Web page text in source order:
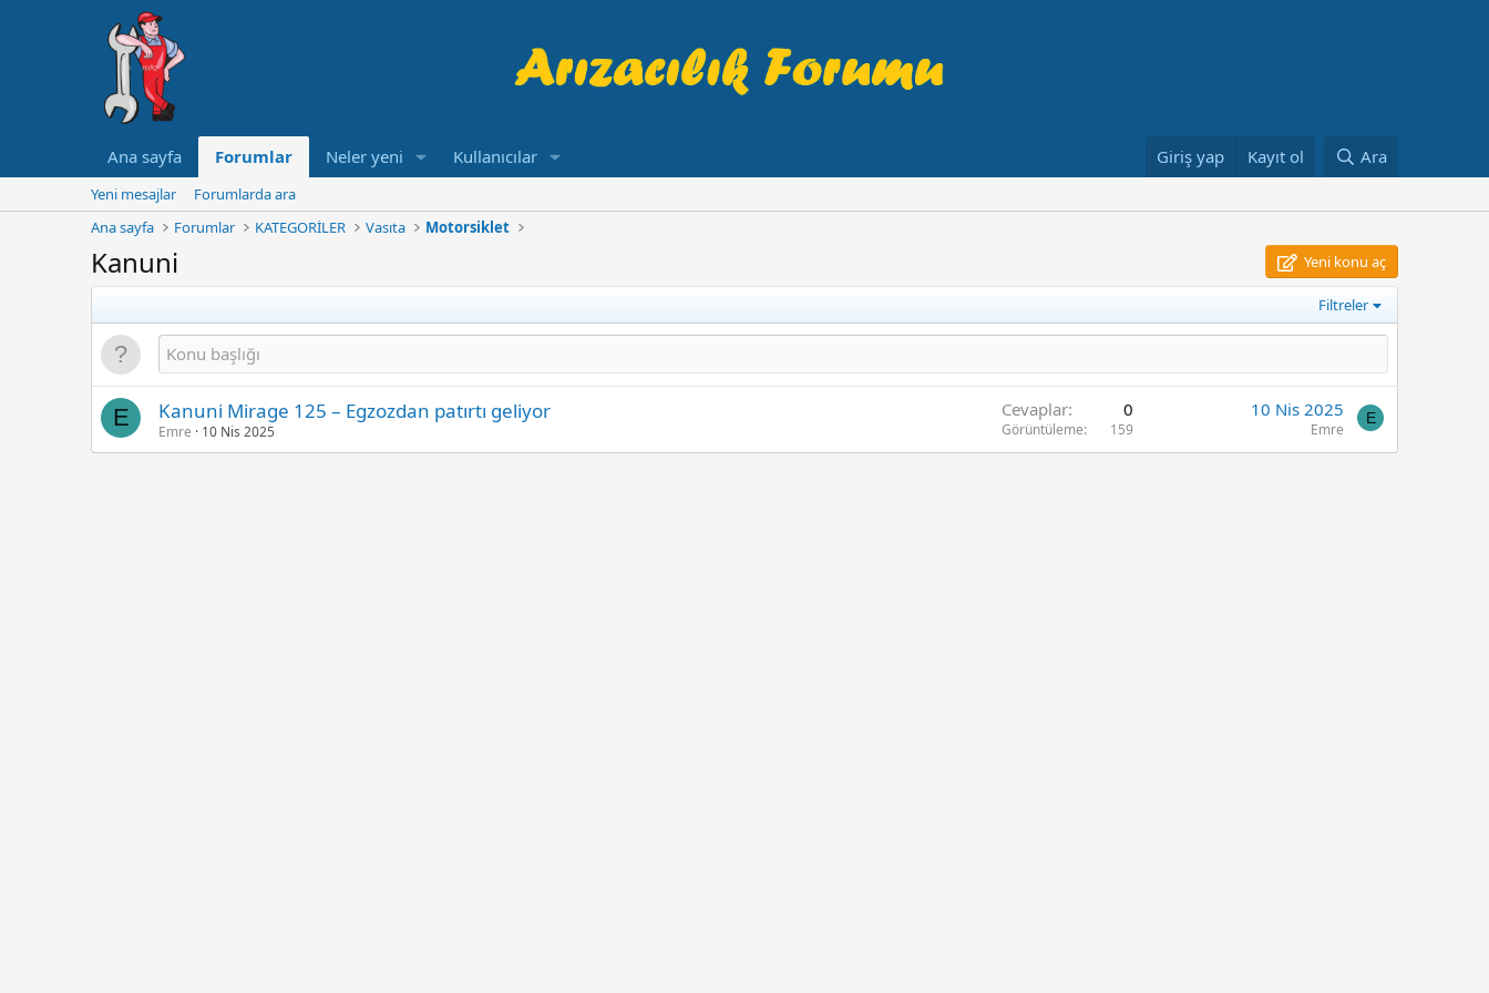
Ana sayfa Forumlar Neler yeni Kullanıcılar Giriş yap Kayıt ol Ara
Yeni mesajlar
Forumlarda ara
Ana sayfa
Forumlar KATEGORİLER Vasıta Motorsiklet
Kanuni Yeni konu aç
Filtreler
E Kanuni Mirage 125 – Egzozdan patırtı geliyor
Emre 10 Nis 2025
Cevaplar 0
Görüntüleme 159
10 Nis 2025
Emre
E